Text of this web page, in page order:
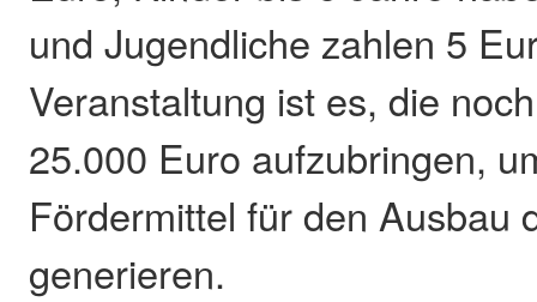
und Jugendliche zahlen 5
Veranstaltung ist es, die
25.000 Euro aufzubringen,
Fördermittel für den Ausbau
generieren.